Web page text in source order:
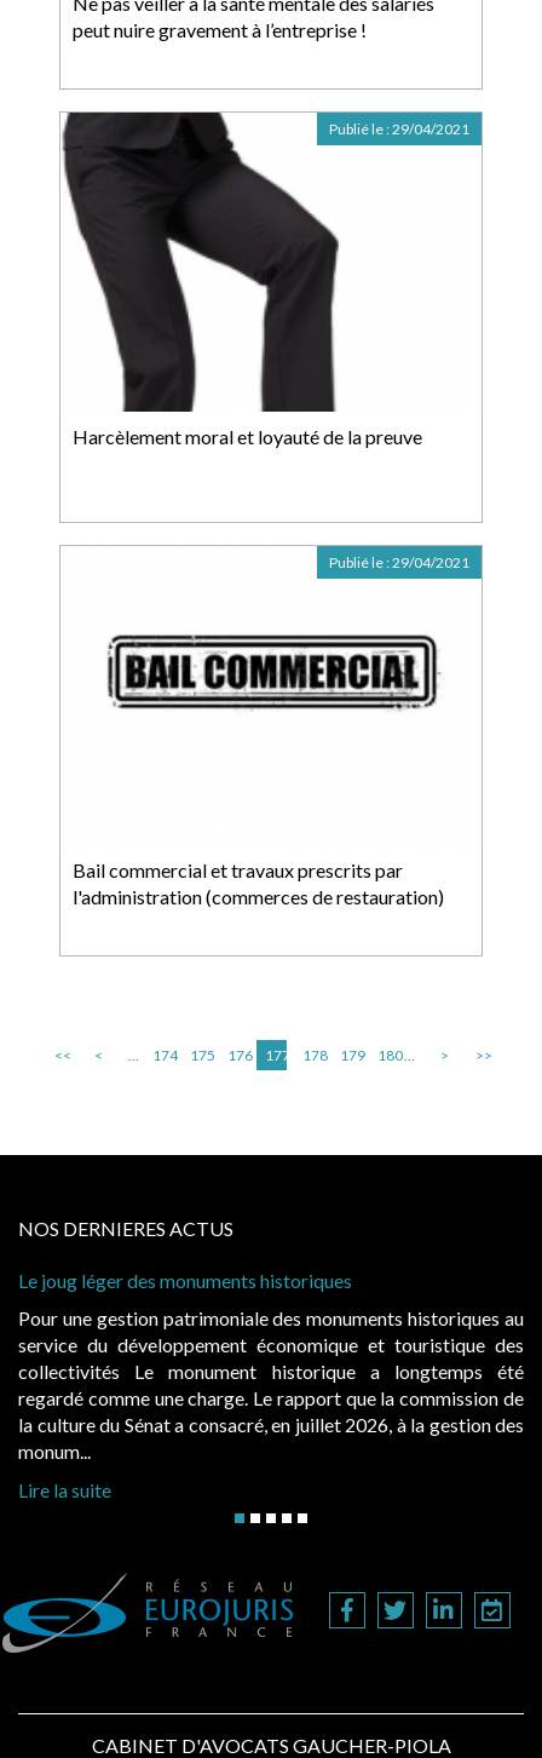
peut nuire gravement à l’entreprise !
Harcèlement moral et loyauté de la preuve
Publié le :29/04/2021
Bail commercial et travaux prescrits par
l'administration (commerces de restauration)
Publié le :29/04/2021
<< < ... 174 175 176 177 178 179 180... > >>
NOS DERNIERES ACTUS
historiques
des monuments historiques au
et touristique des
historique a longtemps été
rapport que la commission de
en juillet 2026, à la gestion des
Cabines de plage : le juge
Evocatrices des bains de
également un beau sujet
public, elles donnent lieu au
d’occupation. Saisies par des
CABINET D'AVOCATS GAUCHER-PIOLA